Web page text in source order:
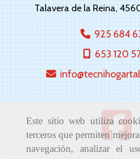
Este sitio web utiliza
terceros que permiten
navegación, analizar el
Talavera de la Reina,
925 684
653 120
info